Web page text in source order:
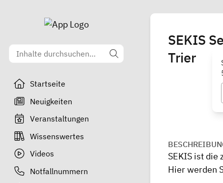
Startseite
Neuigkeiten
Veranstaltungen
Wissenswertes
Videos
Notfallnummern
SEKIS
Trier
SEKIS ist
Hier werden